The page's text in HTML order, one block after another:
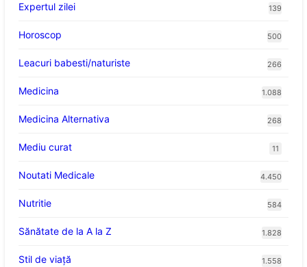
Expertul zilei 139
Horoscop 500
Leacuri babesti/naturiste 266
Medicina 1.088
Medicina Alternativa 268
Mediu curat 11
Noutati Medicale 4.450
Nutritie 584
Sănătate de la A la Z 1.828
Stil de viaţă 1.558